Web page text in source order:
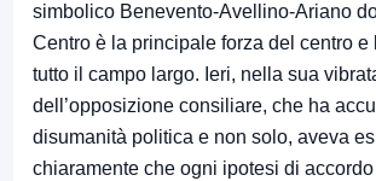
simbolico Benevento-Avellino-Ariano
Centro è la principale forza del centro e
tutto il campo largo. Ieri, nella sua
dell’opposizione consiliare, che ha
disumanità politica e non solo, aveva
chiaramente che ogni ipotesi di accordo